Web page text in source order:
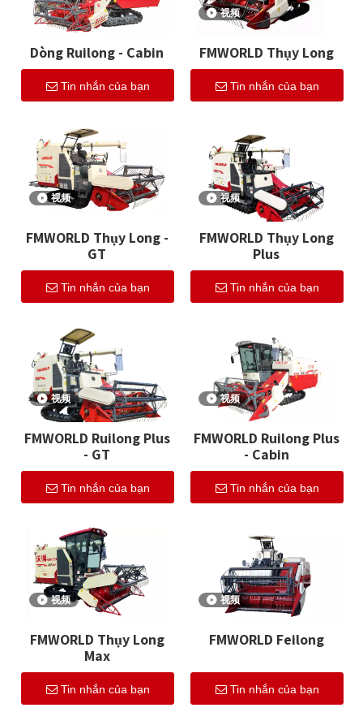
Dòng Ruilong - Cabin
Tin nhắn của bạn
视频
FMWORLD Thụy Long
Tin nhắn của bạn
视频
FMWORLD Thụy Long -
GT
Tin nhắn của bạn
视频
FMWORLD Thụy Long
Plus
Tin nhắn của bạn
视频
FMWORLD Ruilong Plus
- GT
Tin nhắn của bạn
视频
FMWORLD Ruilong Plus
- Cabin
Tin nhắn của bạn
视频
FMWORLD Thụy Long
Max
Tin nhắn của bạn
视频
FMWORLD Feilong
Tin nhắn của bạn